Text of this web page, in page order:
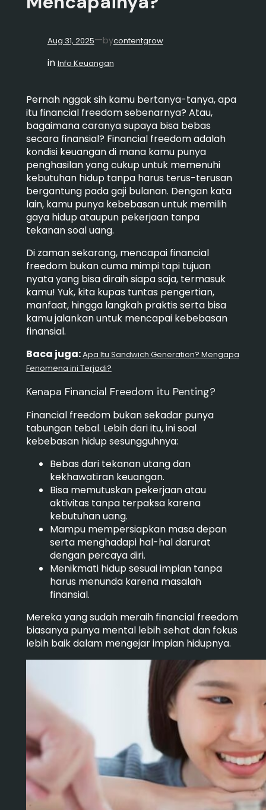
Aug 31, 2025—bycontentgrow
in Info Keuangan
Pernah nggak sih kamu bertanya-tanya, apa
itu financial freedom sebenarnya? Atau,
bagaimana caranya supaya bisa bebas
secara finansial? Financial freedom adalah
kondisi keuangan di mana kamu punya
penghasilan yang cukup untuk memenuhi
kebutuhan hidup tanpa harus terus-terusan
bergantung pada gaji bulanan. Dengan kata
lain, kamu punya kebebasan untuk memilih
gaya hidup ataupun pekerjaan tanpa
tekanan soal uang.
Di zaman sekarang, mencapai financial
freedom bukan cuma mimpi tapi tujuan
nyata yang bisa diraih siapa saja, termasuk
kamu! Yuk, kita kupas tuntas pengertian,
manfaat, hingga langkah praktis serta bisa
kamu jalankan untuk mencapai kebebasan
finansial.
Baca juga:Apa Itu Sandwich Generation? Mengapa
Fenomena ini Terjadi?
Kenapa Financial Freedom itu Penting?
Financial freedom bukan sekadar punya
tabungan tebal. Lebih dari itu, ini soal
kebebasan hidup sesungguhnya:
Bebas dari tekanan utang dan
kekhawatiran keuangan.
Bisa memutuskan pekerjaan atau
aktivitas tanpa terpaksa karena
kebutuhan uang.
Mampu mempersiapkan masa depan
serta menghadapi hal-hal darurat
dengan percaya diri.
Menikmati hidup sesuai impian tanpa
harus menunda karena masalah
finansial.
Mereka yang sudah meraih financial freedom
biasanya punya mental lebih sehat dan fokus
lebih baik dalam mengejar impian hidupnya.